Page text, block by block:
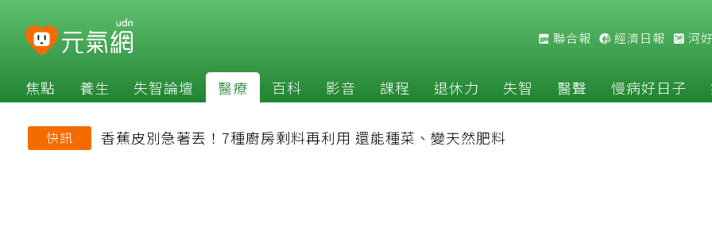
聯合報 經濟日報 河
焦點 養生 失智論壇 醫療 百科 影音 課程 退休力 失智 醫聲 慢病好日子
快訊 香蕉皮別急著丟！7種廚房剩料再利用 還能種菜、變天然肥料